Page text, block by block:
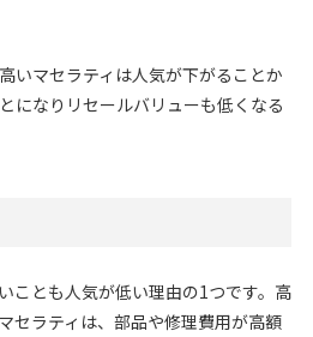
いマセラティは人気が下がることか
になりリセールバリューも低くなる
ことも人気が低い理由の1つです。高
セラティは、部品や修理費用が高額